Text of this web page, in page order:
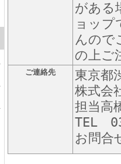
がある
ョップ
んので
の上ご
ご連絡先
東京都
株式会
担当高
TEL
お問合